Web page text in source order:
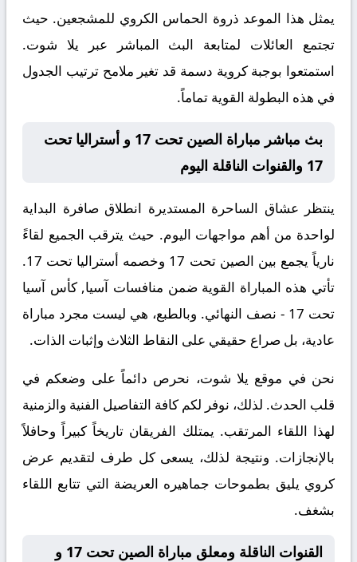
يمثل هذا الموعد ذروة الحماس الكروي للمشجعين. حيث
تجتمع العائلات لمتابعة البث المباشر عبر يلا شوت.
استمتعوا بوجبة كروية دسمة قد تغير ملامح ترتيب الجدول
في هذه البطولة القوية تماماً.
بث مباشر مباراة الصين تحت 17 و أستراليا تحت
17 والقنوات الناقلة اليوم
ينتظر عشاق الساحرة المستديرة انطلاق صافرة البداية
لواحدة من أهم مواجهات اليوم. حيث يترقب الجميع لقاءً
نارياً يجمع بين الصين تحت 17 وخصمه أستراليا تحت 17
.
تأتي هذه المباراة القوية ضمن منافسات آسيا, كأس آسيا
تحت 17 - نصف النهائي
. وبالطبع، هي ليست مجرد مباراة
عادية، بل صراع حقيقي على النقاط الثلاث وإثبات الذات.
نحن في موقع يلا شوت، نحرص دائماً على وضعكم في
قلب الحدث. لذلك، نوفر لكم كافة التفاصيل الفنية والزمنية
لهذا اللقاء المرتقب. يمتلك الفريقان تاريخاً كبيراً وحافلاً
بالإنجازات. ونتيجة لذلك، يسعى كل طرف لتقديم عرض
كروي يليق بطموحات جماهيره العريضة التي تتابع اللقاء
بشغف.
القنوات الناقلة ومعلق مباراة الصين تحت 17 و